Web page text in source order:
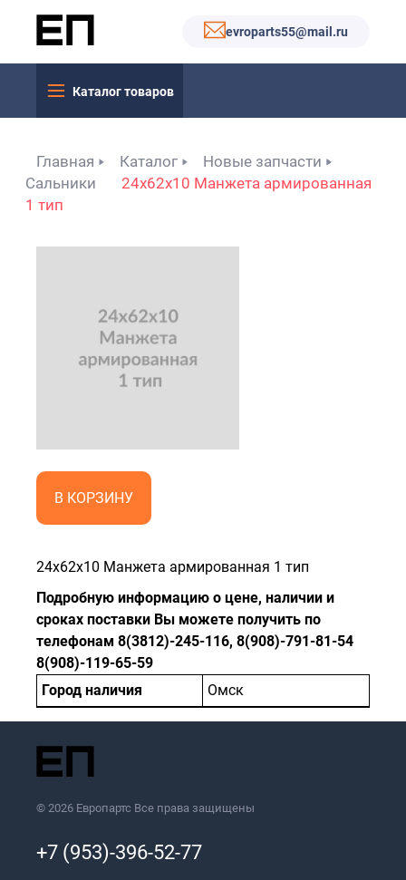
evroparts55@mail.ru
Каталог товаров
Главная Каталог
Новые запчасти
Сальники
24x62x10 Манжета армированная
1 тип
В КОРЗИНУ
24x62x10 Манжета армированная 1 тип
Подробную информацию о цене, наличии и
сроках поставки Вы можете получить по
телефонам 8(3812)-245-116, 8(908)-791-81-54
8(908)-119-65-59
Город наличия
Омск
© 2026 Европартс Все права защищены
+7 (953)-396-52-77